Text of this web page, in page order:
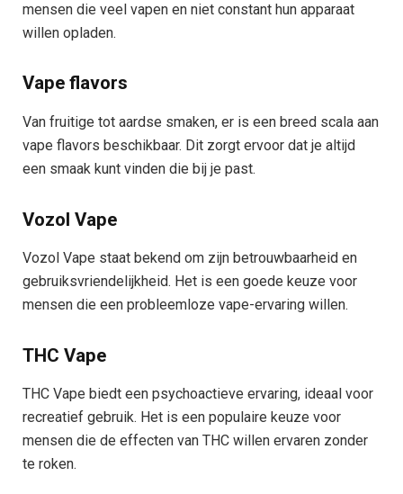
mensen die veel vapen en niet constant hun apparaat
willen opladen.
Vape flavors
Van fruitige tot aardse smaken, er is een breed scala aan
vape flavors beschikbaar. Dit zorgt ervoor dat je altijd
een smaak kunt vinden die bij je past.
Vozol Vape
Vozol Vape staat bekend om zijn betrouwbaarheid en
gebruiksvriendelijkheid. Het is een goede keuze voor
mensen die een probleemloze vape-ervaring willen.
THC Vape
THC Vape biedt een psychoactieve ervaring, ideaal voor
recreatief gebruik. Het is een populaire keuze voor
mensen die de effecten van THC willen ervaren zonder
te roken.